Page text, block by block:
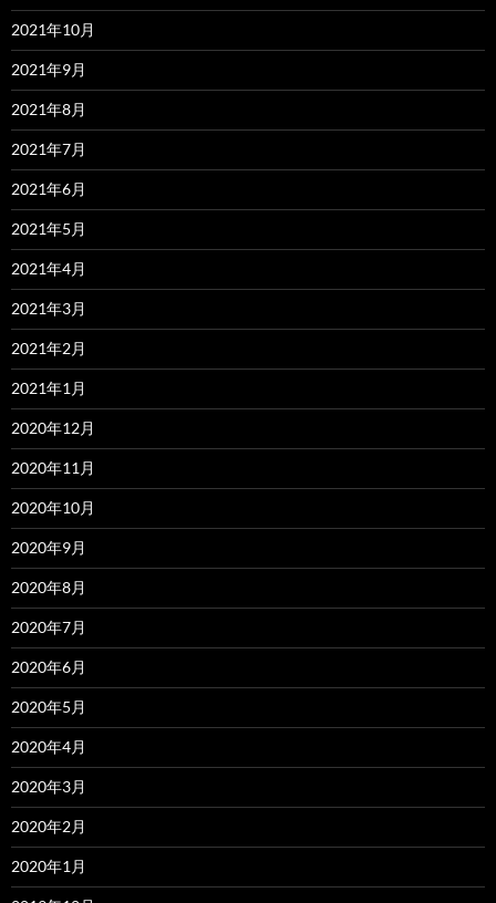
2021年10月
2021年9月
2021年8月
2021年7月
2021年6月
2021年5月
2021年4月
2021年3月
2021年2月
2021年1月
2020年12月
2020年11月
2020年10月
2020年9月
2020年8月
2020年7月
2020年6月
2020年5月
2020年4月
2020年3月
2020年2月
2020年1月